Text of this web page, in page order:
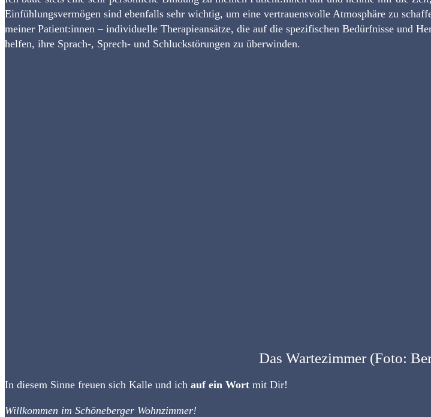
Einfühlungsvermögen sind ebenfalls sehr wichtig, um eine vertrauensvolle Atmosphäre zu
meiner Patient:innen – individuelle Therapieansätze, die auf die spezifischen Bedürfnisse und
helfen, ihre Sprach-, Sprech- und Schluckstörungen zu überwinden.
Das Wartezimmer (Foto:
In diesem Sinne freuen sich Kalle und ich auf ein Wort mit Dir!
Willkommen im Schöneberger Wohnzimmer!